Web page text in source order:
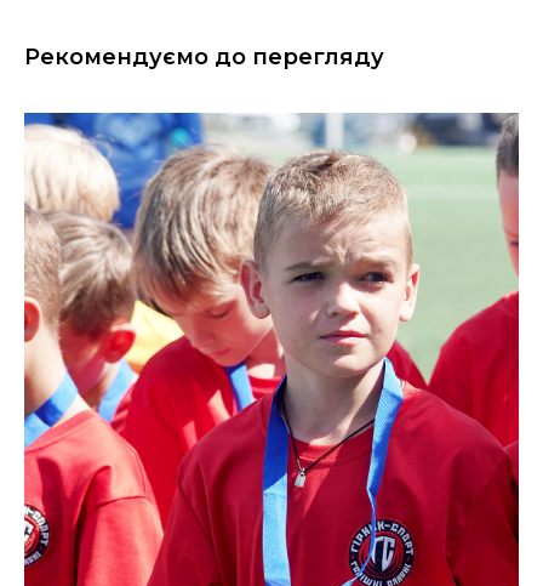
Рекомендуємо до перегляду